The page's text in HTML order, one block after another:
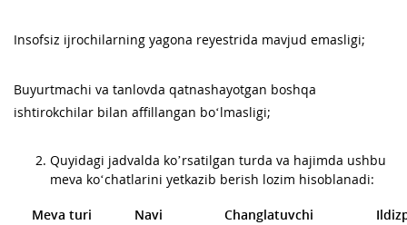
Insofsiz ijrochilarning yagona reyestrida mavjud emasligi;
Buyurtmachi va tanlovda qatnashayotgan boshqa
ishtirokchilar bilan affillangan bo‘lmasligi;
Quyidagi jadvalda ko’rsatilgan turda va hajimda ushbu
meva ko‘chatlarini yetkazib berish lozim hisoblanadi:
Meva turi Navi Changlatuvchi